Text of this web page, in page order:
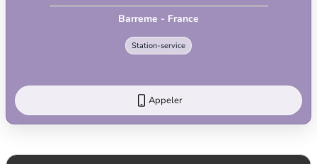
Barreme - France
Station-service
Appeler